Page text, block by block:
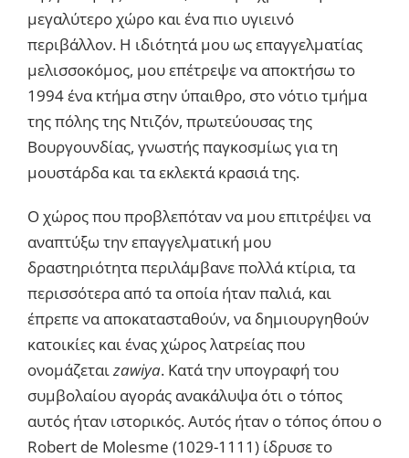
μεγαλύτερο χώρο και ένα πιο υγιεινό
περιβάλλον. Η ιδιότητά μου ως επαγγελματίας
μελισσοκόμος, μου επέτρεψε να αποκτήσω το
1994 ένα κτήμα στην ύπαιθρο, στο νότιο τμήμα
της πόλης της Ντιζόν, πρωτεύουσας της
Βουργουνδίας, γνωστής παγκοσμίως για τη
μουστάρδα και τα εκλεκτά κρασιά της.
Ο χώρος που προβλεπόταν να μου επιτρέψει να
αναπτύξω την επαγγελματική μου
δραστηριότητα περιλάμβανε πολλά κτίρια, τα
περισσότερα από τα οποία ήταν παλιά, και
έπρεπε να αποκατασταθούν, να δημιουργηθούν
κατοικίες και ένας χώρος λατρείας που
ονομάζεταιzawiya. Κατά την υπογραφή του
συμβολαίου αγοράς ανακάλυψα ότι ο τόπος
αυτός ήταν ιστορικός. Αυτός ήταν ο τόπος όπου ο
Robert de Molesme (1029-1111) ίδρυσε το